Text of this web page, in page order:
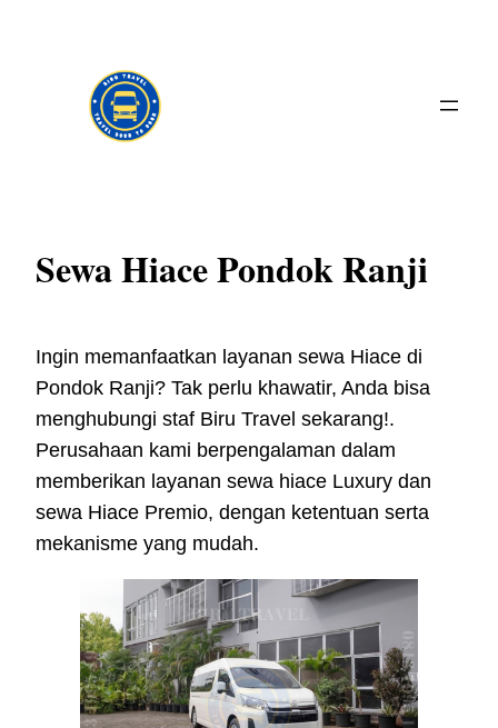
Sewa Hiace Pondok Ranji
Ingin memanfaatkan layanan sewa Hiace di
Pondok Ranji? Tak perlu khawatir, Anda bisa
menghubungi staf Biru Travel sekarang!.
Perusahaan kami berpengalaman dalam
memberikan layanan sewa hiace Luxury dan
sewa Hiace Premio, dengan ketentuan serta
mekanisme yang mudah.